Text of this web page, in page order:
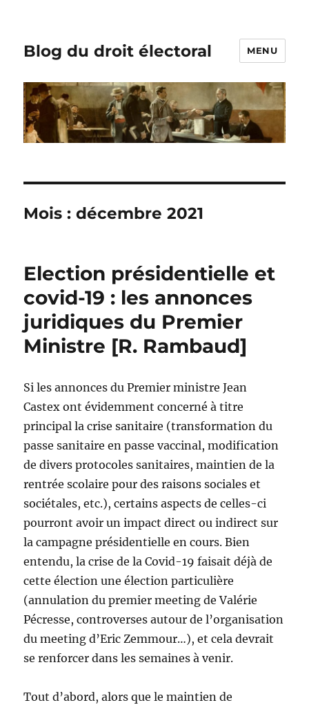
Blog du droit électoral MENU
Mois :décembre 2021
Election présidentielle et
covid-19 : les annonces
juridiques du Premier
Ministre [R. Rambaud]
Si les annonces du Premier ministre Jean
Castex ont évidemment concerné à titre
principal la crise sanitaire (transformation du
passe sanitaire en passe vaccinal, modification
de divers protocoles sanitaires, maintien de la
rentrée scolaire pour des raisons sociales et
sociétales, etc.), certains aspects de celles-ci
pourront avoir un impact direct ou indirect sur
la campagne présidentielle en cours. Bien
entendu, la crise de la Covid-19 faisait déjà de
cette élection une élection particulière
(annulation du premier meeting de Valérie
Pécresse, controverses autour de l’organisation
du meeting d’Eric Zemmour…), et cela devrait
se renforcer dans les semaines à venir.
Tout d’abord, alors que le maintien de